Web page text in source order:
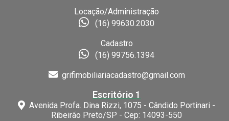
Locação/Administração
(16) 99630.2030
Cadastro
(16) 99756.1394
grifimobiliariacadastro@gmail.com
Escritório 1
Avenida Profa. Dina Rizzi, 1075 - Cândido Portinari -
Ribeirão Preto/SP - Cep: 14093-550